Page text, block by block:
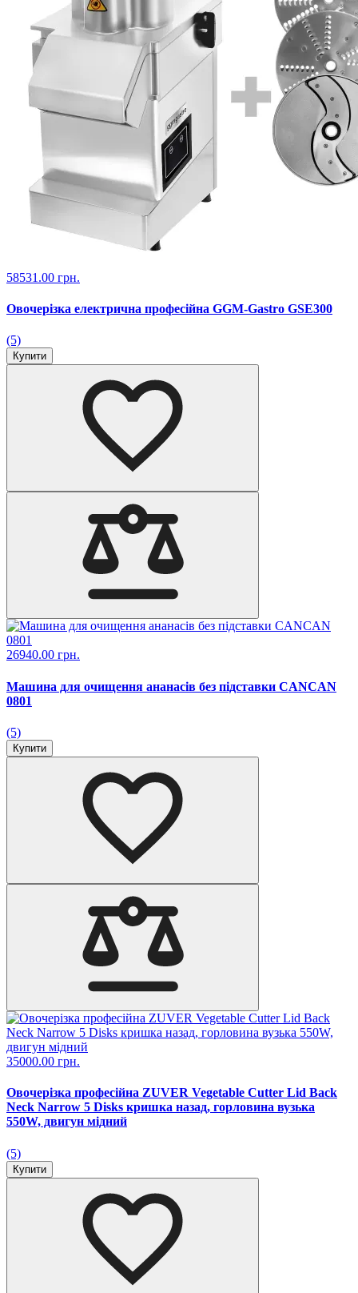
58531.00 грн.
Овочерізка електрична професійна GGM-Gastro GSE300
(5)
Купити
26940.00 грн.
Машина для очищення ананасів без підставки CANCAN
0801
(5)
Купити
35000.00 грн.
Овочерізка професійна ZUVER Vegetable Cutter Lid Back
Neck Narrow 5 Disks кришка назад, горловина вузька
550W, двигун мідний
(5)
Купити